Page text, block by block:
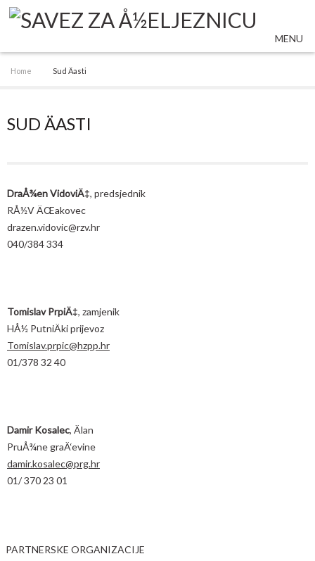
MENU
Home Sud Äasti
SUD ÄASTI
DraÅ¾en VidoviÄ‡, predsjednik
RÅ½V ÄŒakovec
drazen.vidovic@rzv.hr
040/384 334
Tomislav PrpiÄ‡, zamjenik
HÅ½ PutniÄki prijevoz
Tomislav.prpic@hzpp.hr
01/378 32 40
Damir Kosalec, Älan
PruÅ¾ne graÄ‘evine
damir.kosalec@prg.hr
01/ 370 23 01
PARTNERSKE ORGANIZACIJE